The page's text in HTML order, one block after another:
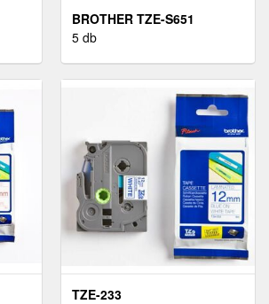
BROTHER TZE-S651
5 db
TZE-233